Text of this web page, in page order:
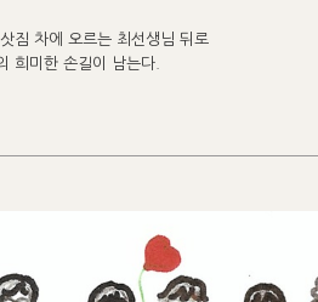
짐 차에 오르는 최선생님 뒤로
희미한 손길이 남는다.